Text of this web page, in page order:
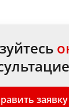
заявку